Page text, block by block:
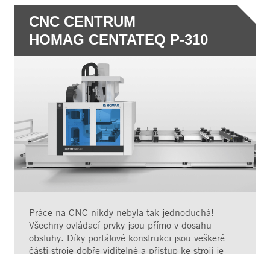
CNC CENTRUM
HOMAG CENTATEQ P-310
Práce na CNC nikdy nebyla tak jednoduchá!
Všechny ovládací prvky jsou přímo v dosahu
obsluhy. Díky portálové konstrukci jsou veškeré
části stroje dobře viditelné a přístup ke stroji je